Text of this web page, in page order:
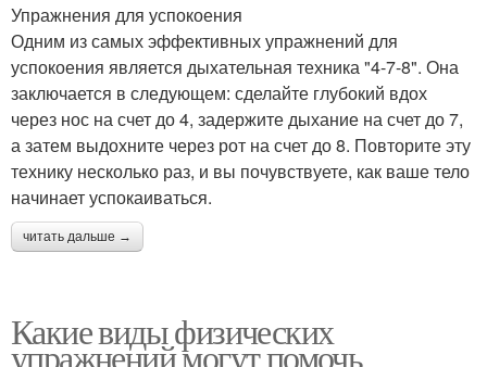
Упражнения для успокоения
Одним из самых эффективных упражнений для
успокоения является дыхательная техника "4-7-8". Она
заключается в следующем: сделайте глубокий вдох
через нос на счет до 4, задержите дыхание на счет до 7,
а затем выдохните через рот на счет до 8. Повторите эту
технику несколько раз, и вы почувствуете, как ваше тело
начинает успокаиваться.
читать дальше →
Какие виды физических
упражнений могут помочь